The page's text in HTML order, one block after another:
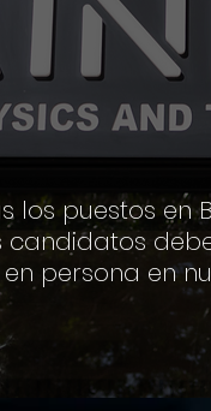
los puestos en
persona en